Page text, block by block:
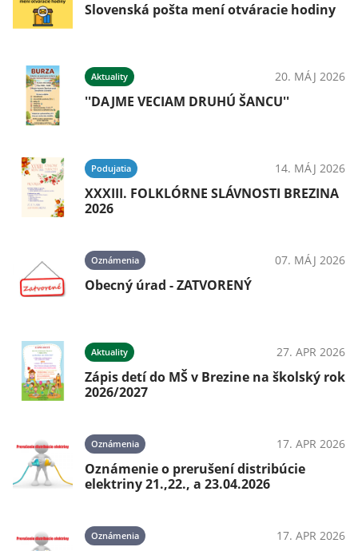
Slovenská pošta mení otváracie hodiny
Aktuality 20. MÁJ 2026
''DAJME VECIAM DRUHÚ ŠANCU''
Podujatia 14. MÁJ 2026
XXXIII. FOLKLÓRNE SLÁVNOSTI BREZINA
2026
Oznámenia 07. MÁJ 2026
Obecný úrad - ZATVORENÝ
Aktuality 27. APR 2026
Zápis detí do MŠ v Brezine na školský rok
2026/2027
Oznámenia 17. APR 2026
Oznámenie o prerušení distribúcie
elektriny 21.,22., a 23.04.2026
Oznámenia 17. APR 2026